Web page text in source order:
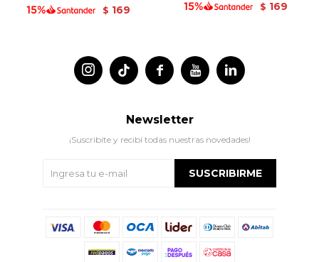
$ 169 $ 169
 
 
Newsletter
¡Suscribite y recibí todas nuestras novedades!
SUSCRIBIRME